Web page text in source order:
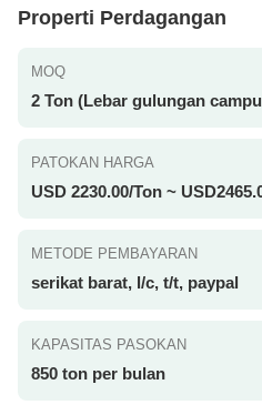
Properti Perdagangan
MOQ
2 Ton (Lebar gulungan
PATOKAN HARGA
USD 2230.00/Ton ~
METODE PEMBAYARAN
serikat barat, l/c, t/t, paypal
KAPASITAS PASOKAN
850 ton per bulan